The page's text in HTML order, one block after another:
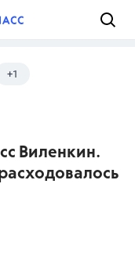
+1
Виленкин.